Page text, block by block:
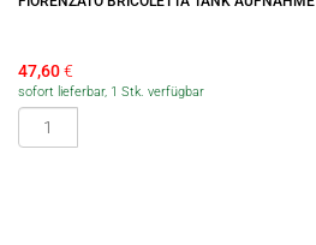
47,60€
sofort lieferbar, 1 Stk. verfügbar